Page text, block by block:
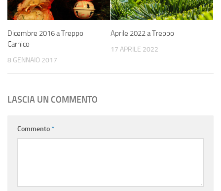
Dicembre 2016 a Treppo
Carnico
8 GENNAIO 2017
Aprile 2022 a Treppo
17 APRILE 2022
LASCIA UN COMMENTO
Commento*